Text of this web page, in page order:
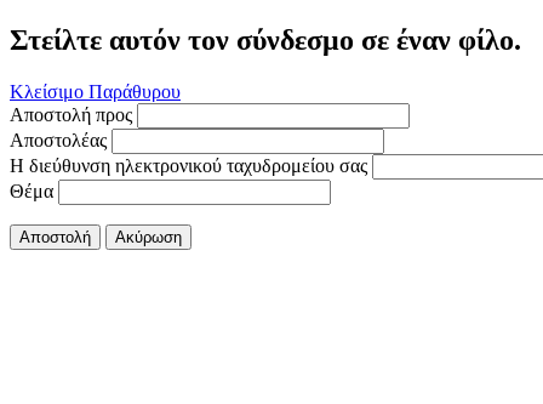
Στείλτε αυτόν τον σύνδεσμο σε έναν φίλο.
Κλείσιμο Παράθυρου
Αποστολή προς
Αποστολέας
Η διεύθυνση ηλεκτρονικού ταχυδρομείου σας
Θέμα
Αποστολή Ακύρωση